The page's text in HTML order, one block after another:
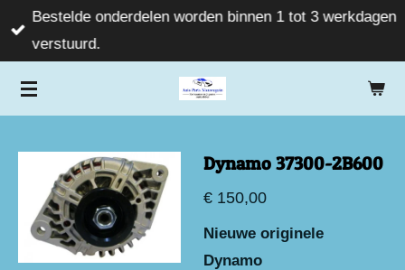
Ga
direct
de
Bestelde onderdelen worden binnen 1 tot 3 werkdagen
verstuurd.
Dynamo 37300-2B600
€ 150,00
Nieuwe originele
Dynamo